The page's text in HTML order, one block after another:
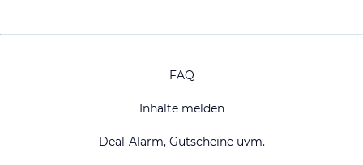
FAQ
Inhalte melden
Deal-Alarm, Gutscheine uvm.